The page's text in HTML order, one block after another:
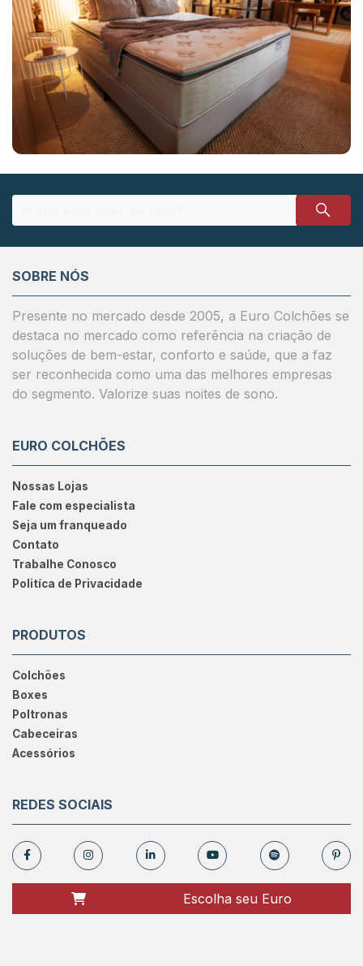
SOBRE NÓS
Presente no mercado desde 2005, a Euro Colchões se
destaca no mercado como referência na criação de
soluções de bem-estar, conforto e saúde, que a faz
ser reconhecida como uma das melhores empresas
do segmento. Valorize suas noites de sono.
EURO COLCHÕES
Nossas Lojas
Fale com especialista
Seja um franqueado
Contato
Trabalhe Conosco
Politíca de Privacidade
PRODUTOS
Colchões
Boxes
Poltronas
Cabeceiras
Acessórios
REDES SOCIAIS
Escolha seu Euro